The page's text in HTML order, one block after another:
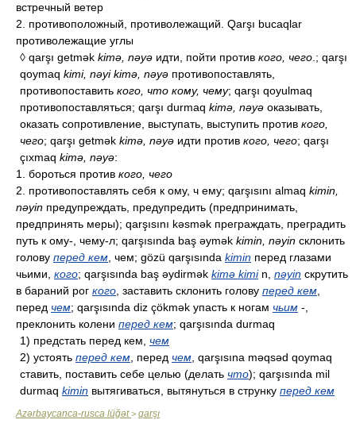
встречный ветер
2. противоположный, противолежащий. Qarşı bucaqlar
противолежащие углы
◊ qarşı getmək kimə, nəyə идти, пойти против кого, чего .; qarşı
qoymaq kimi, nəyi kimə, nəyə противопоставлять,
противопоставить кого, что кому, чему; qarşı qoyulmaq
противопоставляться; qarşı durmaq kimə, nəyə оказывать,
оказать сопротивление, выступать, выступить против кого,
чего; qarşı getmək kimə, nəyə идти против кого, чего; qarşı
çıxmaq kimə, nəyə:
1. бороться против кого, чего
2. противопоставлять себя к ому, ч ему; qarşısını almaq kimin,
nəyin предупреждать, предупредить (предпринимать,
предпринять меры); qarşısını kəsmək преграждать, преградить
путь к ому-, чему-л; qarşısında baş əymək kimin, nəyin склонить
голову перед кем , чем; gözü qarşısında kimin перед глазами
чьими, кого; qarşısında baş əydirmək kimə kimin, nəyin скрутить
в бараний рог кого , заставить склонить голову перед кем
перед чем; qarşısında diz çökmək упасть к ногам чьим -,
преклонить колени перед кем; qarşısında durmaq
1) предстать перед кем, чем
2) устоять перед кем , перед чем , qarşısına məqsəd qoymaq
ставить, поставить себе целью (делать что); qarşısında mil
durmaq kimin вытягиваться, вытянуться в струнку перед кем
Azərbaycanca-rusca lüğət> qarşı